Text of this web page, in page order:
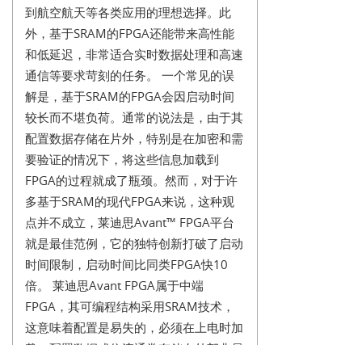
到航空航天等各类应用的理想选择。此
外，基于SRAM的FPGA还能带来高性能
和低延迟，非常适合实时数据处理和高速
通信等要求苛刻的任务。 一个常见的误
解是，基于SRAM的FPGA会因启动时间
较长而不堪负荷。通常的说法是，由于其
配置数据存储在片外，特别是在加密和需
要验证的情况下，将这些信息加载到
FPGA的过程就成了瓶颈。然而，对于许
多基于SRAM的现代FPGA来说，这种观
点并不成立，莱迪思Avant™ FPGA平台
就是最佳范例，它的独特创新打破了启动
时间限制，启动时间比同类FPGA快10
倍。 莱迪思Avant FPGA属于中端
FPGA，其可编程结构采用SRAM技术，
这意味着配置是易失的，必须在上电时加